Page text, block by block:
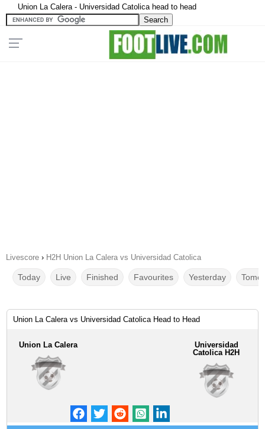
Union La Calera - Universidad Catolica head to head
Livescore › H2H Union La Calera vs Universidad Catolica
Today Live Finished Favourites Yesterday
Union La Calera vs Universidad Catolica Head to Head
Union La Calera
Universidad
Catolica H2H